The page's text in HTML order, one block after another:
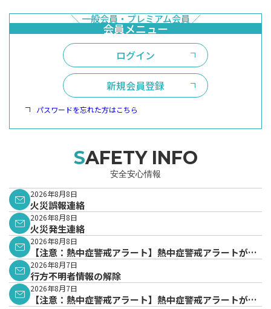
ログイン
新規会員登録
パスワードを忘れた方はこちら
SAFETY INFO
安全安心情報
2026年8月8日
火災誤報連絡
2026年8月8日
火災発生連絡
2026年8月8日
【注意：熱中症警戒アラート】熱中症警戒アラートが発
表されています。
2026年8月7日
行方不明者情報の解除
2026年8月7日
【注意：熱中症警戒アラート】熱中症警戒アラートが発